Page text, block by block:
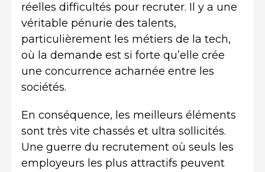
réelles difficultés pour recruter. Il y a une
véritable pénurie des talents,
particulièrement les métiers de la tech,
où la demande est si forte qu’elle crée
une concurrence acharnée entre les
sociétés.
En conséquence, les meilleurs éléments
sont très vite chassés et ultra sollicités.
Une guerre du recrutement où seuls les
employeurs les plus attractifs peuvent